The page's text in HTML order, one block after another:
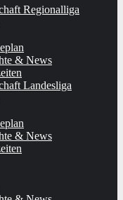
Regionalliga
& News
Landesliga
& News